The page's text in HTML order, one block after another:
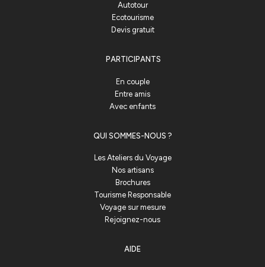
Autotour
Ecotourisme
Devis gratuit
PARTICIPANTS
En couple
Entre amis
Avec enfants
QUI SOMMES-NOUS ?
Les Ateliers du Voyage
Nos artisans
Brochures
Tourisme Responsable
Voyage sur mesure
Rejoignez-nous
AIDE